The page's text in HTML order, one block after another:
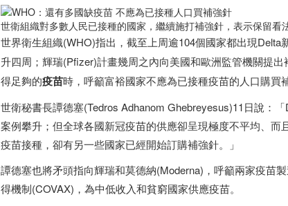
世衛組織對多數人民已接種的國家，繼續施打補強針，表示保留
世界衛生組織(WHO)指出，截至上周逾104個國家都出現Delta
升四周；輝瑞(Pfizer)計畫幾周之內向美國和歐洲監管機關提出
得足夠的疫苗時，呼籲富裕國家不應為已接種疫苗的人口購買
世衛秘書長譚德塞(Tedros Adhanom Ghebreyesus)11日說：
案例攀升；但全球各國新冠疫苗的供應卻呈現極度不平均、
疫苗接種，卻有另一些國家已經開始訂購補強針。」
譚德塞也將矛頭指向輝瑞和莫德納(Moderna)，呼籲兩家疫苗
得機制(COVAX)，為中低收入和貧窮國家供應疫苗。